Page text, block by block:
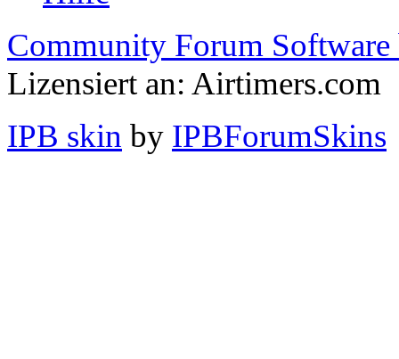
Community Forum Software
Lizensiert an: Airtimers.com
IPB skin by IPBForumSkins